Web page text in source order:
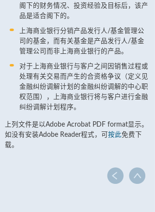
阁下的财务情况、投资经验及目标后，该产
品是适合阁下的。
上海商业银行分销产品发行人/基金管理公
司的基金，而有关基金是产品发行人/基金
管理公司而非上海商业银行的产品。
对于上海商业银行与客户之间因销售过程或
处理有关交易而产生的合资格争议（定义见
金融纠纷调解计划的金融纠纷调解的中心职
权范围），上海商业银行将与客户进行金融
纠纷调解计划程序。
上列文件是以Adobe Acrobat PDF format显示。
如没有安装Adobe Reader程式，可 按此免费下
载。